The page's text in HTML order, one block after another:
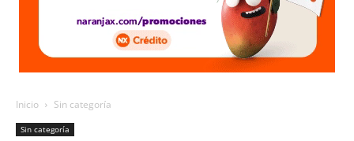
Inicio Sin categoría
Sin categoría